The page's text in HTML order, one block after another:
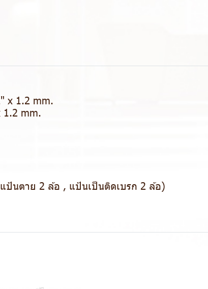
x 1.2 mm.
1.2 mm.
ป้นตาย 2 ล้อ , แป้นเป็นติดเบรก 2 ล้อ)